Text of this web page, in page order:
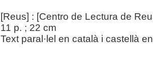
[Reus] : [Centro de Lectura de
11 p. ; 22 cm
Text paral·lel en català i castellà